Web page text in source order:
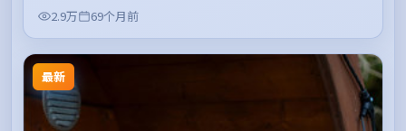
2.9万
69个月前
最新